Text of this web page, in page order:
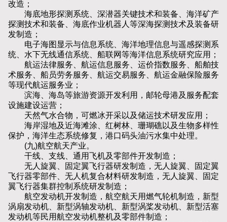
改造；
海底地形探测系统、深潜器关键技术和装备、海洋矿产
探测技术和装备、海底作业机器人等深海探测技术及装备研
发制造；
电子海图显示与信息系统、海洋地理信息与遥感探测系
统、水下无线通信系统、船联网等海洋信息系统研究应用；
航运法律服务、航运信息服务、运价指数服务、船舶技
术服务、船员劳务服务、航运交易服务、航运金融保险服务
等现代航运服务业；
滨海、海岛等旅游资源开发利用，邮轮母港及服务配套
设施建设运营；
天然气水合物，可燃冰开采以及储运技术研发应用；
海岸湿地及近海滩涂、红树林、珊瑚礁以及生物多样性
保护，海洋生态系统修复，港口码头油污水集中处理。
(九)航空航天产业。
干线、支线、通用飞机及零部件开发制造；
无人旋翼、固定翼飞行器研发制造，无人旋翼、固定翼
飞行器零部件、无人机复合材料研发制造，无人旋翼、固定
翼飞行器集群控制系统研发制造；
航空发动机开发制造，航空航天用燃气轮机制造，新型
涡扇发动机、新型涡轴发动机、新型涡桨发动机、新型活塞
发动机等民用航空发动机整机及零部件制造；